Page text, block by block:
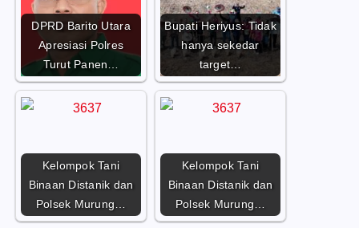
DPRD Barito Utara
Apresiasi Polres
Turut Panen…
Bupati Heriyus: Tidak
hanya sekedar
target…
Kelompok Tani
Binaan Distanik dan
Polsek Murung…
Kelompok Tani
Binaan Distanik dan
Polsek Murung…